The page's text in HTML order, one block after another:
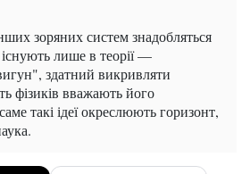
зоряних систем знадобляться
лише в теорії —
здатний викривляти
фізиків вважають його
такі ідеї окреслюють горизонт,